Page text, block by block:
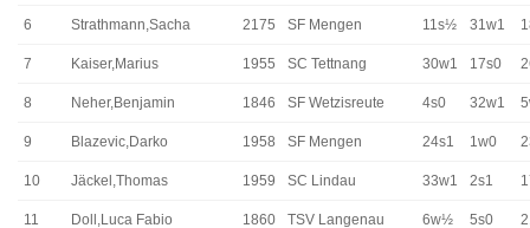
6 Strathmann,Sacha 2175 SF Mengen 11s½ 31w1
7 Kaiser,Marius 1955 SC Tettnang 30w1 17s0
8 Neher,Benjamin 1846 SF Wetzisreute 4s0 32w1
9 Blazevic,Darko 1958 SF Mengen 24s1 1w0
10 Jäckel,Thomas 1959 SC Lindau 33w1 2s1
11 Doll,Luca Fabio 1860 TSV Langenau 6w½ 5s0